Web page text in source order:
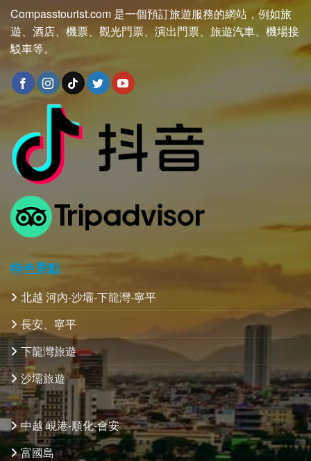
Compasstourist.com 是一個預訂旅遊服務的網站，例如旅
遊、酒店、機票、觀光門票、演出門票、旅遊汽車、機場接
駁車等。
特色景點
北越 河內-沙壩-下龍灣-寧平
長安、寧平
下龍灣旅遊
沙壩旅遊
中越 峴港-順化-會安
富國島